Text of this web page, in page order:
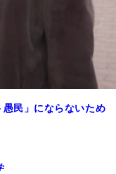
民」にならないため